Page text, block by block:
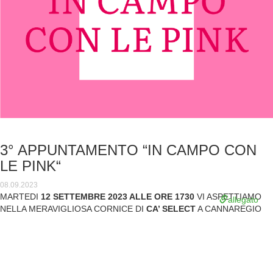
3° APPUNTAMENTO “IN CAMPO CON
LE PINK“
08.09.2023
MARTEDI 12 SETTEMBRE 2023 ALLE ORE 1730 VI ASPETTIAMO
NELLA MERAVIGLIOSA CORNICE DI CA’ SELECTA CANNAREGIO
allegato